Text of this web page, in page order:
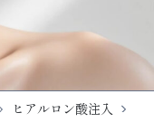
ヒアルロン酸注入